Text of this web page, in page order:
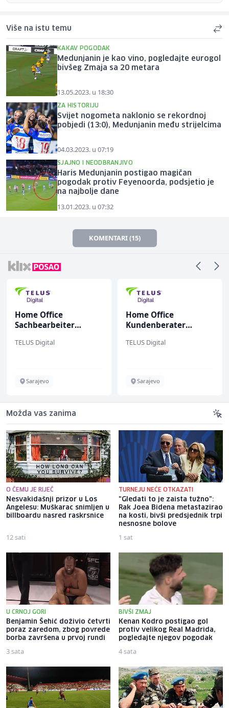
Više na istu temu
KAKAV POGODAK
Medunjanin je kao vino, pogledajte eurogol
bivšeg Zmaja sa 20 metara
13.05.2023. u 18:30
ZA HISTORIJU
Svijet nogometa naklonio se rekordnoj
pobjedi (13:0), Medunjanin među strijelcima
04.03.2023. u 07:19
SJAJNO I NEODBRANJIVO
Haris Medunjanin postigao magičan
pogodak protiv Feyenoorda, podsjetio je
na najbolje dane
13.01.2023. u 07:32
KOMENTARI (15)
Home Office
Sachbearbeiter
bekannten deutschen
TELUS Digital
Sarajevo
Home Office
Kundenberater
renommiertes
TELUS Digital
Sarajevo
Možda vas zanima
O ČEMU JE RIJEČ
Nesvakidašnji prizor u Los
Angelesu: Muškarac snimljen u
billboardu nasred raskrsnice
12 sati
TURNEJU NEĆE OTKAZATI
"Gledati to je zaista tužno":
Rak Joea Bidena metastazirao
na kosti, bivši predsjednik trpi
nesnosne bolove
1 sat
U CRNOJ GORI
Benjamin Šehić doživio četvrti
poraz zaredom, zbog povrede
borba završena u prvoj rundi
3 sata
BIVŠI ZMAJ
Kenan Kodro postigao gol
protiv velikog Real Madrida,
pogledajte njegov pogodak
4 sata